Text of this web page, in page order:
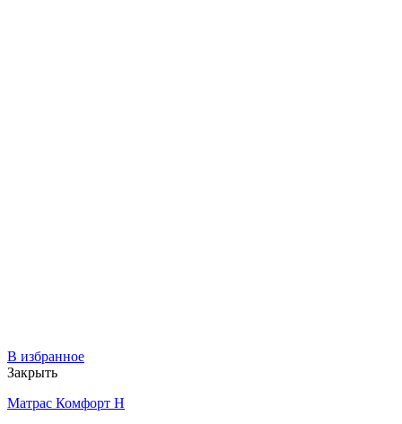
В избранное
Закрыть
Матрас Комфорт Н